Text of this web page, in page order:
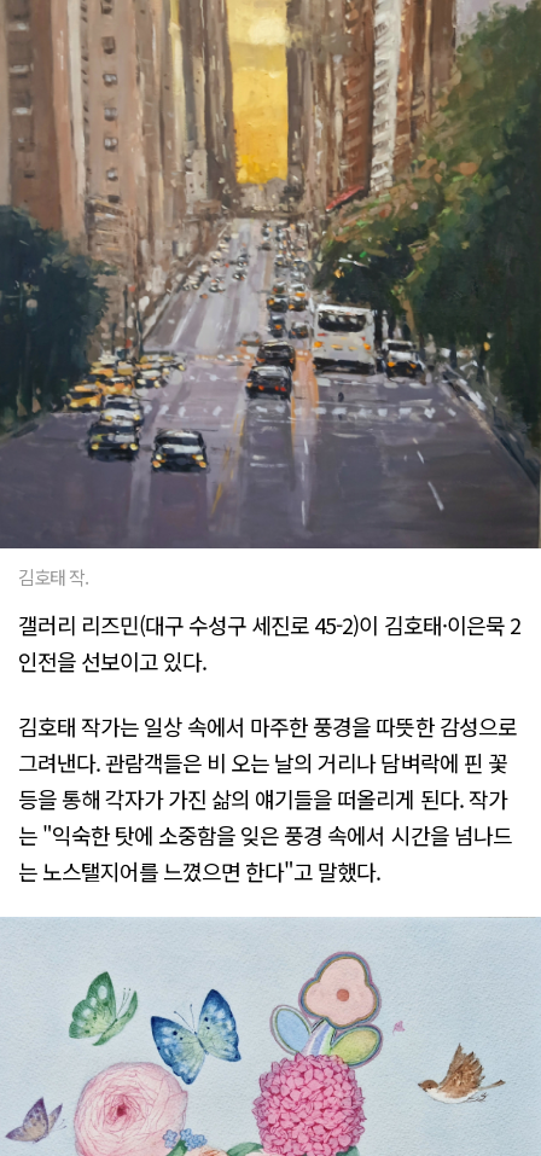
김호태 작.
갤러리 리즈민(대구 수성구 세진로 45-2)이 김호태·이은묵 2
인전을 선보이고 있다.
김호태 작가는 일상 속에서 마주한 풍경을 따뜻한 감성으로
그려낸다. 관람객들은 비 오는 날의 거리나 담벼락에 핀 꽃
등을 통해 각자가 가진 삶의 얘기들을 떠올리게 된다. 작가
는 "익숙한 탓에 소중함을 잊은 풍경 속에서 시간을 넘나드
는 노스탤지어를 느꼈으면 한다"고 말했다.